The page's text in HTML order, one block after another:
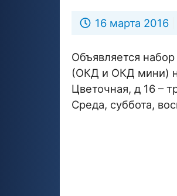
16 марта 2016
Объявляется
(ОКД и ОКД мини)
Цветочная, д 16 –
Среда, суббота,